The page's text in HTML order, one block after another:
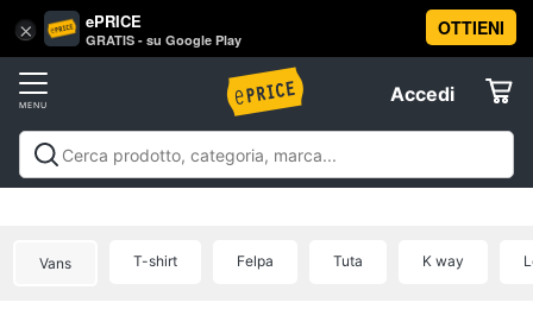
× ePRICE
GRATIS - su Google Play
OTTIENI
Accedi
Accedi
Registrati
Offerte
Vai
al
Sport
Abbigliamento
shirtVans T-shirt Felpa Tuta K way